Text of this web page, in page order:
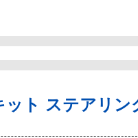
ット ステアリン